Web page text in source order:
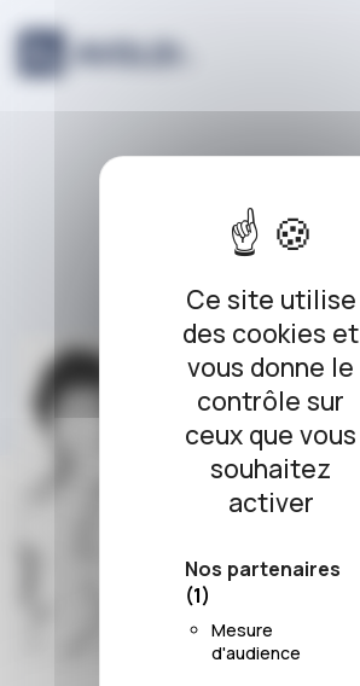
Panneau de gestion des cookies
Ce site utilise
des cookies et
vous donne le
contrôle sur
ceux que vous
souhaitez
activer
Nos partenaires
(1)
Mesure
d'audience